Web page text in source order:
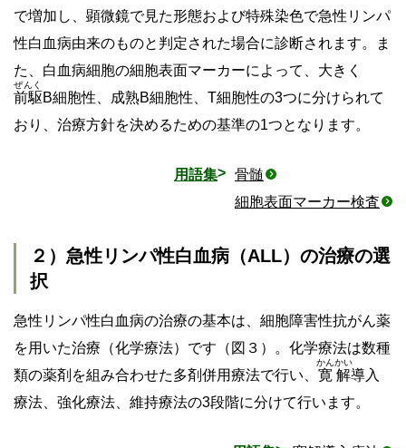
で増加し、顕微鏡で見た形態および特殊染色で急性リンパ
性白血病由来のものと判定された場合に診断されます。ま
た、白血病細胞の細胞表面マーカーによって、大きく
前駆
ぜんく
B細胞性、成熟B細胞性、T細胞性の3つに分けられて
おり、治療方針を決めるための基準の1つとなります。
用語集
骨髄
細胞表面マーカー検査
２）急性リンパ性白血病（ALL）の治療の選
択
急性リンパ性白血病の治療の基本は、細胞障害性抗がん薬
を用いた治療（化学療法）です（図３）。化学療法は数種
類の薬剤を組み合わせた多剤併用療法で行い、 寛解
かんかい
導入
療法、強化療法、維持療法の3段階に分けて行います。